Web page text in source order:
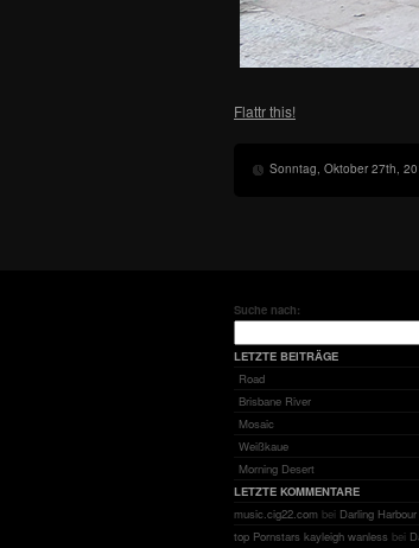
Flattr this!
Sonntag, Oktober 27th,
Suche nach:
LETZTE BEITRÄGE
Road
Brisbane River
Mosaic
Weißkaue
Morning Desert
LETZTE KOMMENTARE
music.cig22.com bei Darling Harbour
top Pornstars kayleigh wanless bei